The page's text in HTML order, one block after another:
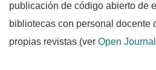
publicación de código abierto de
bibliotecas con personal docente
propias revistas (ver Open